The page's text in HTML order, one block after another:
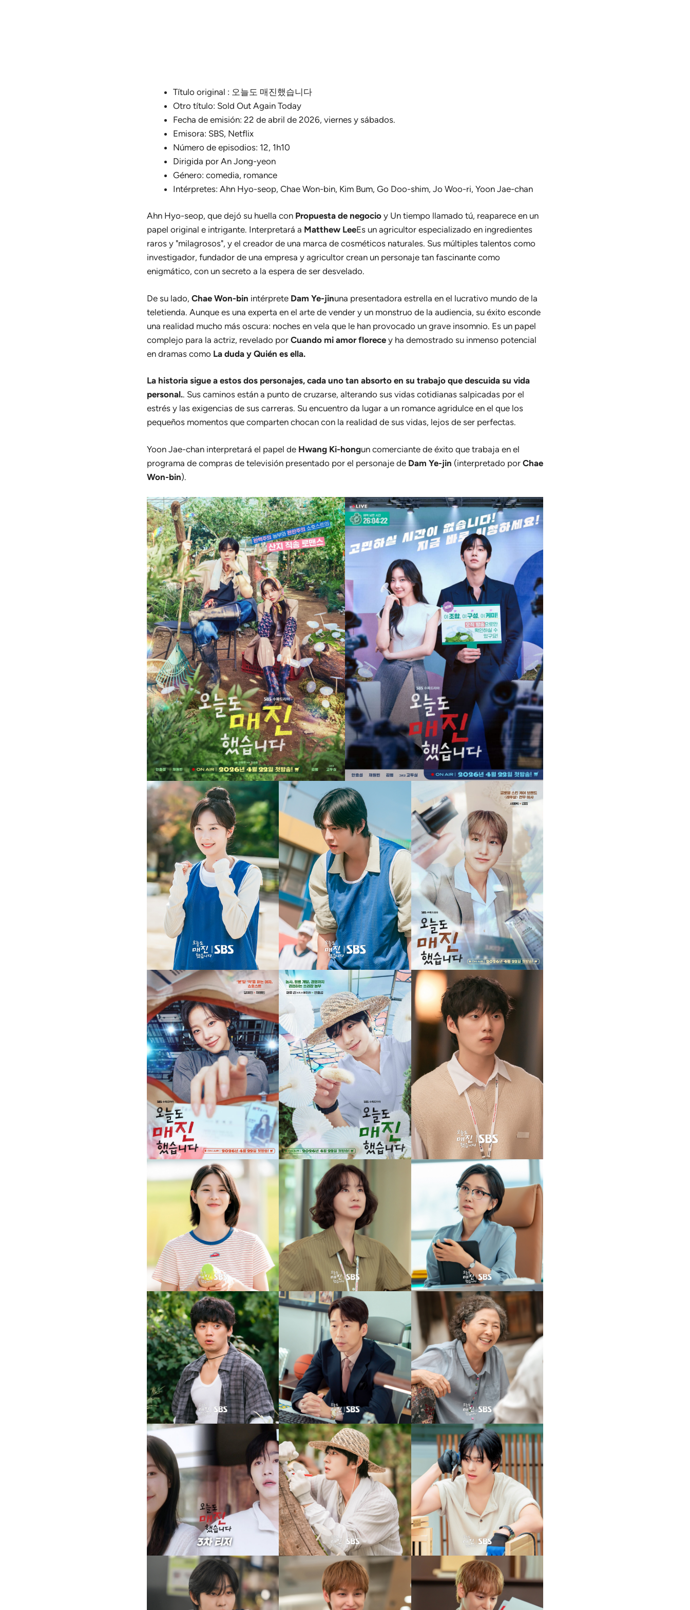
Título original : 오늘도 매진했습니다
Otro título: Sold Out Again Today
Fecha de emisión: 22 de abril de 2026, viernes y sábados.
Emisora: SBS, Netflix
Número de episodios: 12, 1h10
Dirigida por An Jong-yeon
Género: comedia, romance
Intérpretes: Ahn Hyo-seop, Chae Won-bin, Kim Bum, Go Doo-shim, Jo Woo-ri, Yoon Jae-chan
Ahn Hyo-seop, que dejó su huella con Propuesta de negocio y Un tiempo llamado tú, reaparece en un
papel original e intrigante. Interpretará a Matthew LeeEs un agricultor especializado en ingredientes
raros y "milagrosos", y el creador de una marca de cosméticos naturales. Sus múltiples talentos como
investigador, fundador de una empresa y agricultor crean un personaje tan fascinante como
enigmático, con un secreto a la espera de ser desvelado.
De su lado, Chae Won-bin intérprete Dam Ye-jinuna presentadora estrella en el lucrativo mundo de la
teletienda. Aunque es una experta en el arte de vender y un monstruo de la audiencia, su éxito esconde
una realidad mucho más oscura: noches en vela que le han provocado un grave insomnio. Es un papel
complejo para la actriz, revelado por Cuando mi amor florece y ha demostrado su inmenso potencial
en dramas como La duda y Quién es ella.
La historia sigue a estos dos personajes, cada uno tan absorto en su trabajo que descuida su vida
personal.. Sus caminos están a punto de cruzarse, alterando sus vidas cotidianas salpicadas por el
estrés y las exigencias de sus carreras. Su encuentro da lugar a un romance agridulce en el que los
pequeños momentos que comparten chocan con la realidad de sus vidas, lejos de ser perfectas.
Yoon Jae-chan interpretará el papel de Hwang Ki-hongun comerciante de éxito que trabaja en el
programa de compras de televisión presentado por el personaje de Dam Ye-jin (interpretado por Chae
Won-bin).